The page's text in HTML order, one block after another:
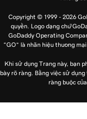
Copyright © 1999 - 2026
quyền. Logo dạng chữ
GoDaddy Operating
“GO” là nhãn hiệu thương
Khi sử dụng Trang này, bạn
bày rõ ràng. Bằng việc sử
ràng buộc của